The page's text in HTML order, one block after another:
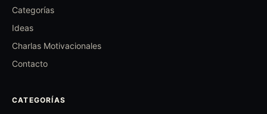
Categorías
Ideas
Charlas Motivacionales
Contacto
CATEGORÍAS